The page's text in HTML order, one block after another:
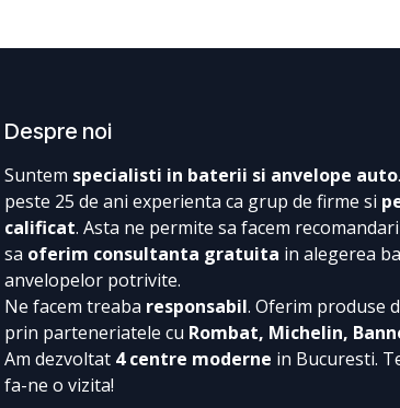
Despre noi
Suntem specialisti in baterii si anvelope auto
peste 25 de ani experienta ca grup de firme si
calificat. Asta ne permite sa facem
sa oferim consultanta gratuita in alegerea
anvelopelor potrivite.
Ne facem treaba responsabil. Oferim produse
prin parteneriatele cu Rombat, Michelin,
Am dezvoltat 4 centre moderne in Bucuresti.
fa-ne o vizita!